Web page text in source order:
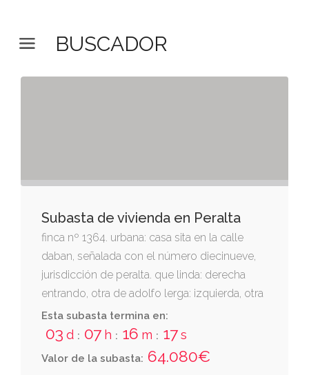
BUSCADOR
Subasta de vivienda en Peralta
finca nº 1364. urbana: casa sita en la calle
daban, señalada con el número diecinueve,
jurisdicción de peralta. que linda: derecha
entrando, otra de adolfo lerga: izquierda, otra
de alejandro delgado; espalda, otra de cirila
irigaray. consta de tres pisos y el bajo. se
halla asentada sobre una parcela de ciento
veintiocho metros cuadrados. inscrita en el
Esta subasta termina en:
03 d : 07 h : 16 m : 17s
Valor de la subasta: 64.080€